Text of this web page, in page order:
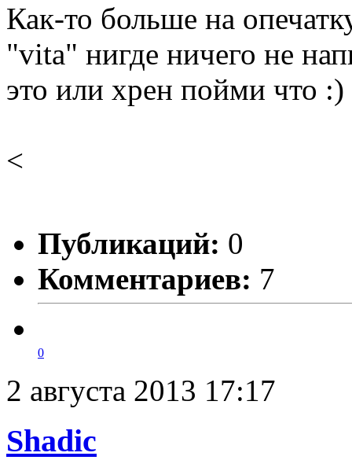
Как-то больше на
"vita" нигде ничего не
это или хрен пойми что :)
<
Публикаций: 0
Комментариев: 7
0
2 августа 2013 17:17
Shadic